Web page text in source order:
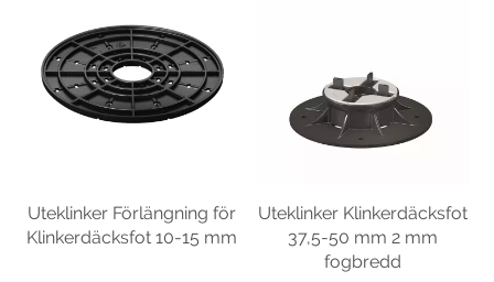
Uteklinker Förlängning för
Klinkerdäcksfot 10-15 mm
Uteklinker Klinkerdäcksfot
37,5-50 mm 2 mm
fogbredd